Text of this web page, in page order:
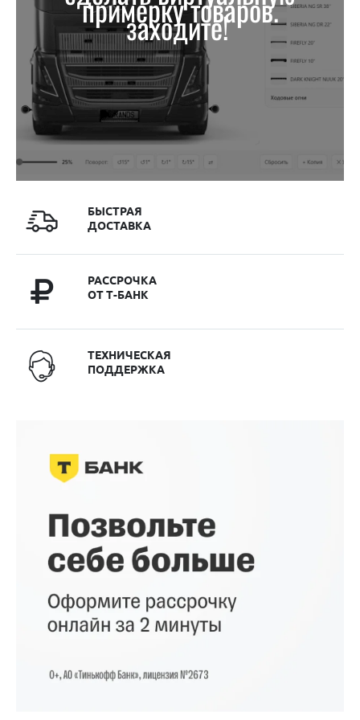
примерку товаров.
заходите!
БЫСТРАЯ
ДОСТАВКА
РАССРОЧКА
ОТ Т-БАНК
ТЕХНИЧЕСКАЯ
ПОДДЕРЖКА